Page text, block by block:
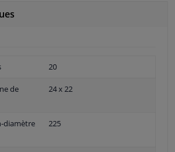
20
de
24 x 22
diamètre
225